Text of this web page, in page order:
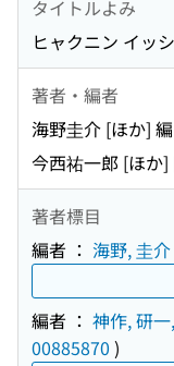
タイトルよみ
ヒャクニン イッ
著者・編者
海野圭介 [ほか] 編
今西祐一郎 [ほか]
著者標目
編者 ： 海野, 圭介
編者 ： 神作, 研
00885870 )